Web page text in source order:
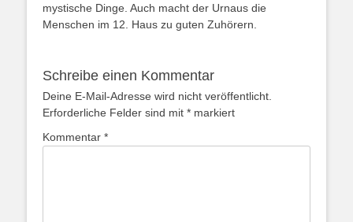
mystische Dinge. Auch macht der Urnaus die
Menschen im 12. Haus zu guten Zuhörern.
Schreibe einen Kommentar
Deine E-Mail-Adresse wird nicht veröffentlicht.
Erforderliche Felder sind mit * markiert
Kommentar *